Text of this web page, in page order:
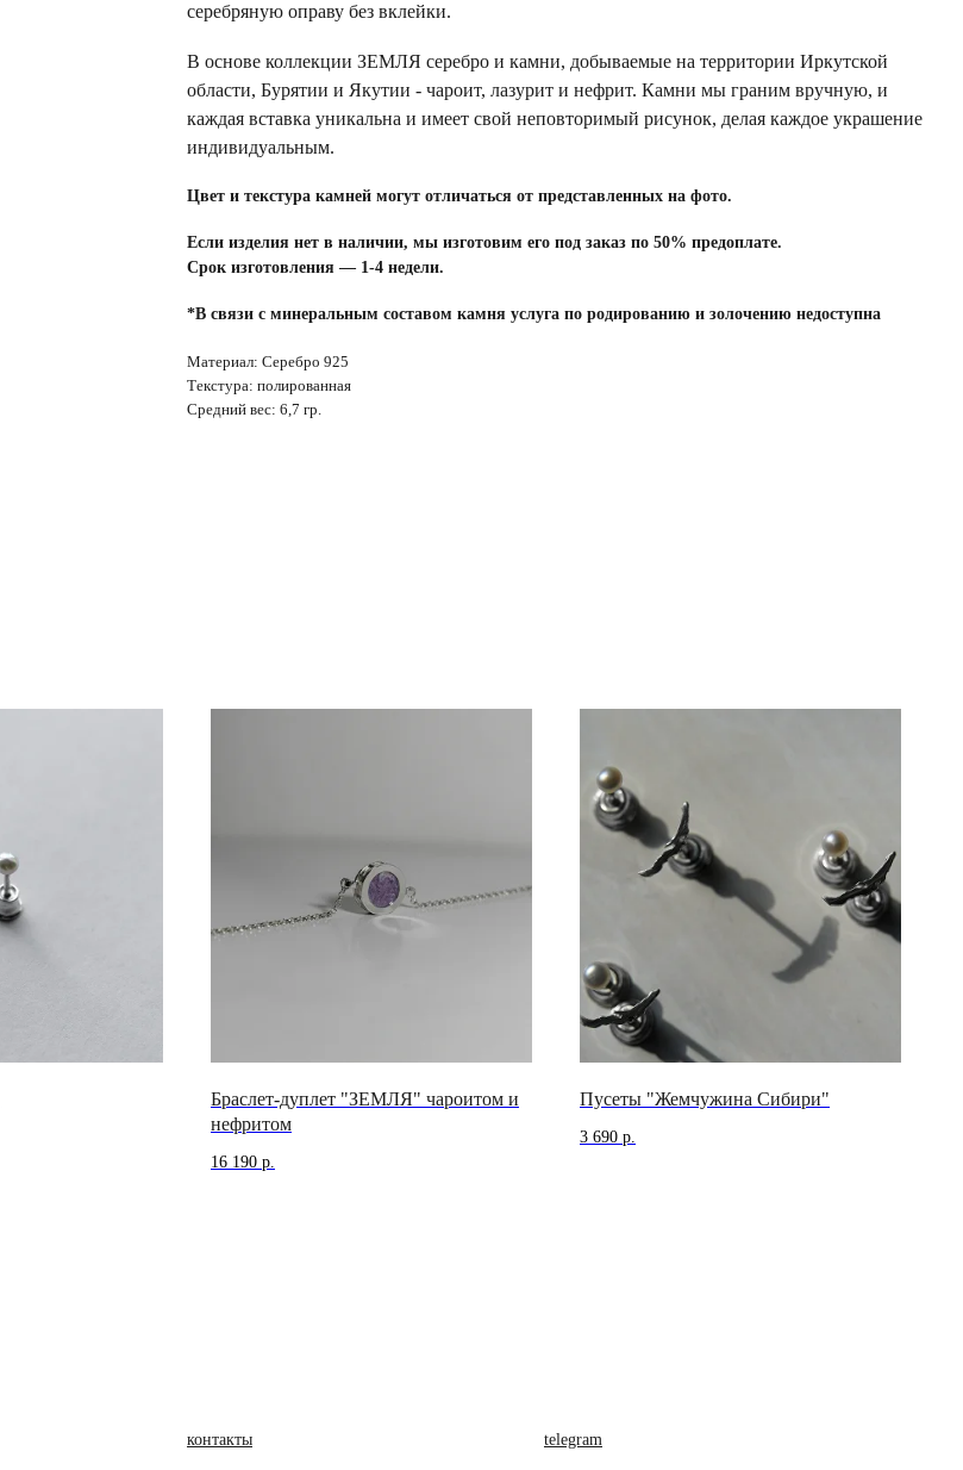
серебряную оправу без вклейки.
В основе коллекции ЗЕМЛЯ серебро и камни, добываемые на территории Иркутской
области, Бурятии и Якутии - чароит, лазурит и нефрит. Камни мы граним вручную, и
каждая вставка уникальна и имеет свой неповторимый рисунок, делая каждое украшение
индивидуальным.
Цвет и текстура камней могут отличаться от представленных на фото.
Если изделия нет в наличии, мы изготовим его под заказ по 50% предоплате.
Срок изготовления — 1-4 недели.
*В связи с минеральным составом камня услуга по родированию и золочению недоступна
Материал: Серебро 925
Текстура: полированная
Средний вес: 6,7 гр.
Браслет-дуплет "ЗЕМЛЯ" чароитом и
нефритом
16 190 р.
Пусеты "Жемчужина Сибири"
3 690 р.
контакты
telegram